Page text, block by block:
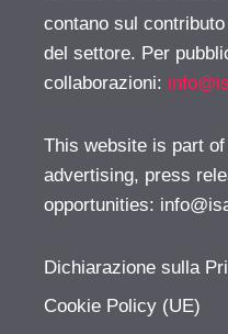
contano sul
del settore. Per
collaborazioni:
This website is part
advertising, press
opportunities:
Dichiarazione sulla
Cookie Policy (UE)